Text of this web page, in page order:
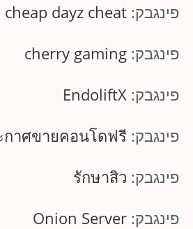
פינגבק: cheap dayz cheat
פינגבק: cherry gaming
פינגבק: EndoliftX
פינגבק: กาศขายคอนโดฟรี
פינגבק: รักษาสิว
פינגבק: Onion Server